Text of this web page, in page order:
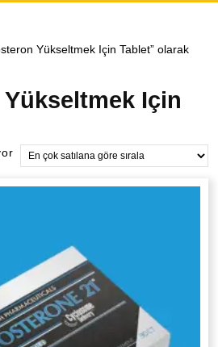
Yükseltmek Için Tablet” olarak
Için